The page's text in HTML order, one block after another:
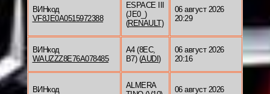
ВИНкод
VF8JE0A0515972388
ESPACE III
(JE0_)
(RENAULT)
06 август 2026
20:29
ВИНкод
WAUZZZ8E76A078485
A4 (8EC,
B7) (AUDI )
06 август 2026
20:16
ВИНкод
ALMERA
06 август 2026